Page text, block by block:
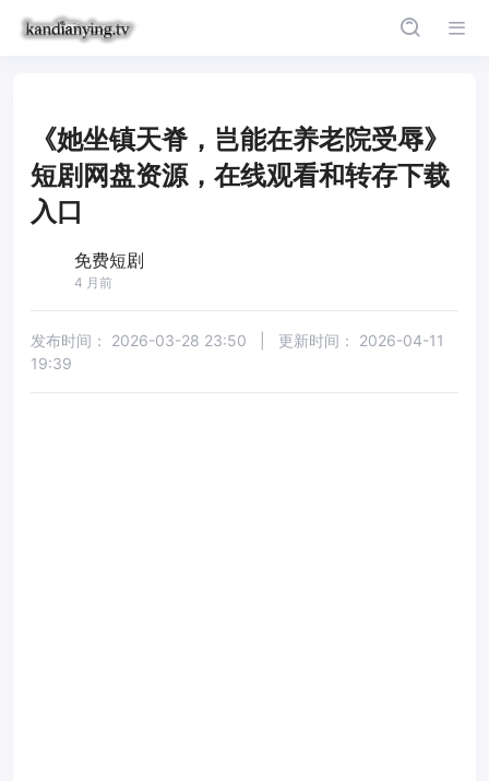
《她坐镇天脊，岂能在养老院受辱》
短剧网盘资源，在线观看和转存下载
入口
免费短剧
4 月前
发布时间： 2026-03-28 23:50 更新时间： 2026-04-11
19:39